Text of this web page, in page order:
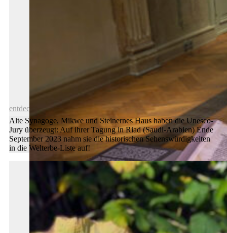
Geschenk-Idee: Eine Welterbe-Tour
entdecken
Alte Synagoge, Mikwe und Steinernes Haus haben die Unesco-
Jury überzeugt: Auf ihrer Tagung in Riad (Saudi-Arabien) Ende
September 2023 nahm sie die historischen Sehenswürdigkeiten
in die Welterbe-Liste auf!